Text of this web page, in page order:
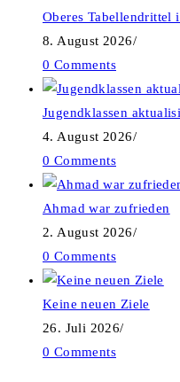
Oberes Tabellendrittel
8. August 2026/
0 Comments
Jugendklassen
4. August 2026/
0 Comments
Ahmad war zufrieden
2. August 2026/
0 Comments
Keine neuen Ziele
26. Juli 2026/
0 Comments